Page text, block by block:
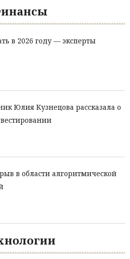
в 2026 году — эксперты
Юлия Кузнецова рассказала о
в области алгоритмической